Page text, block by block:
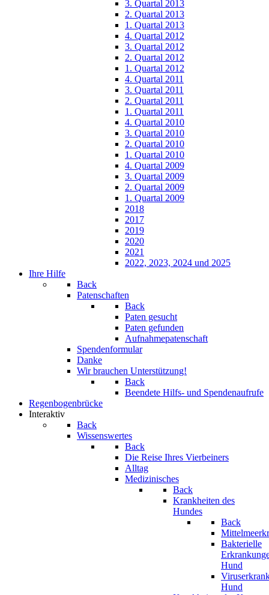
3. Quartal 2013
2. Quartal 2013
1. Quartal 2013
4. Quartal 2012
3. Quartal 2012
2. Quartal 2012
1. Quartal 2012
4. Quartal 2011
3. Quartal 2011
2. Quartal 2011
1. Quartal 2011
4. Quartal 2010
3. Quartal 2010
2. Quartal 2010
1. Quartal 2010
4. Quartal 2009
3. Quartal 2009
2. Quartal 2009
1. Quartal 2009
2018
2017
2019
2020
2021
2022, 2023, 2024 und 2025
Ihre Hilfe
Back
Patenschaften
Back
Paten gesucht
Paten gefunden
Aufnahmepatenschaft
Spendenformular
Danke
Wir brauchen Unterstützung!
Back
Beendete Hilfs- und Spendenaufrufe
Regenbogenbrücke
Interaktiv
Back
Wissenswertes
Back
Die Reise Ihres Vierbeiners
Alltag
Medizinisches
Back
Krankheiten des
Hundes
Back
Bakterielle
Hund
Hund